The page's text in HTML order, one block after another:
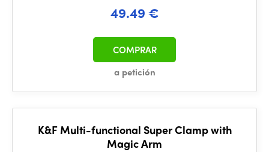
49.49 €
a petición
COMPRAR
K&F Multi-functional Super Clamp with
Magic Arm